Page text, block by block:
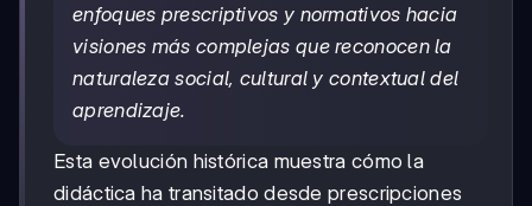
enfoques prescriptivos y normativos hacia
visiones más complejas que reconocen la
naturaleza social, cultural y contextual del
aprendizaje.
Esta evolución histórica muestra cómo la
didáctica ha transitado desde prescripciones